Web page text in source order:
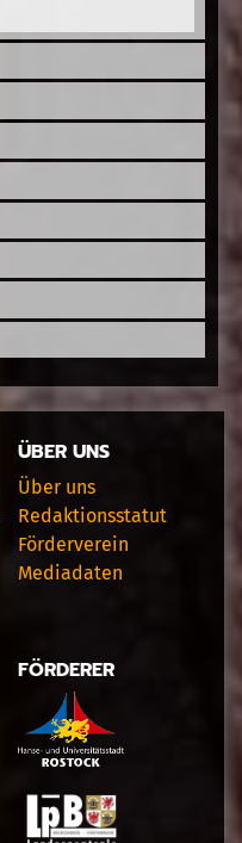
ÜBER UNS
Über uns
Redaktionsstatut
Förderverein
Mediadaten
FÖRDERER